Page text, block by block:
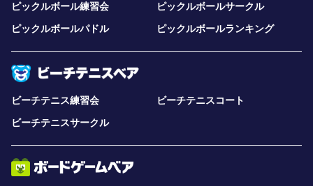
ピックルボール練習会
ピックルボールサークル
ピックルボールパドル
ピックルボールランキング
ビーチテニス練習会
ビーチテニスコート
ビーチテニスサークル